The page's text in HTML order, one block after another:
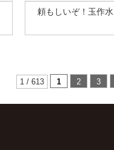
頼もしいぞ！玉作
1 / 613 1 2 3